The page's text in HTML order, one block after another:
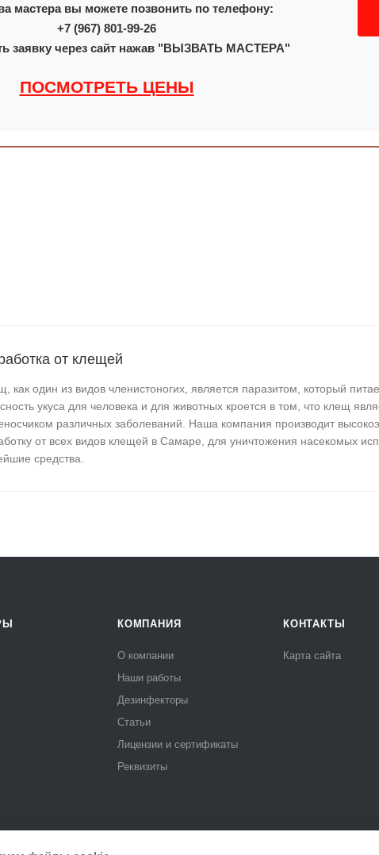
мастера вы можете позвонить по телефону:
+7 (967) 801-99-26
заявку через сайт нажав "ВЫЗВАТЬ МАСТЕРА"
ПОСМОТРЕТЬ ЦЕНЫ
от клещей
как один из видов членистоногих, является паразитом, который
укуса для человека и для животных кроется в том, что клещ
различных заболеваний. Наша компания производит
от всех видов клещей в Самаре, для уничтожения насекомых
средства.
КОМПАНИЯ
О компании
Наши работы
Дезинфекторы
Статьи
Лицензии и сертификаты
Реквизиты
КОНТАКТЫ
Карта сайта